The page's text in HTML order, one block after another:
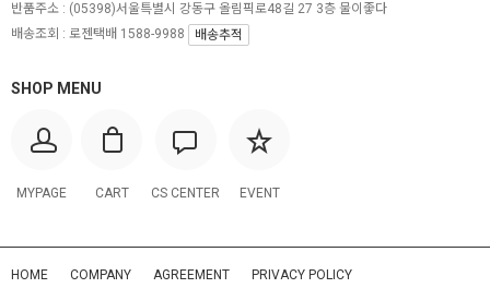
SHOP MENU
MYPAGE CART CS CENTER EVENT
반품주소 : (05398)서울특별시 강동구 올림픽로48길 27 3층 물이좋다
배송조회 : 로젠택배 1588-9988
배송추적
HOME COMPANY AGREEMENT PRIVACY POLICY